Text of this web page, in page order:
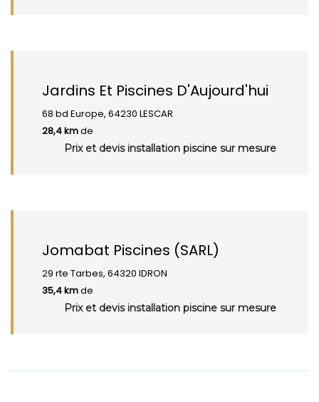
Jardins Et Piscines D'Aujourd'hui
68 bd Europe, 64230 LESCAR
28,4 kmde
Prix et devis installation piscine sur mesure
Jomabat Piscines (SARL)
29 rte Tarbes, 64320 IDRON
35,4 kmde
Prix et devis installation piscine sur mesure